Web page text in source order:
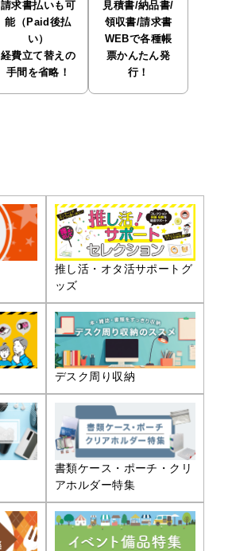
請求書払いも可
能（Paid後払
い）
経費立て替えの
手間を省略！
見積書/納品書/
領収書/請求書
WEBで各種帳
票かんたん発
行！
推し活・オタ活サポートグ
ッズ
デスク周り収納
書類ケース・ポーチ・クリ
アホルダー特集